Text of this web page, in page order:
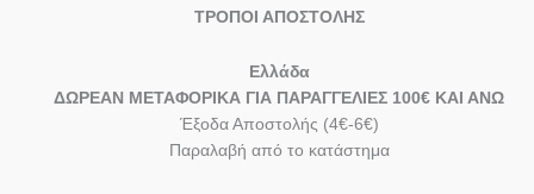
ΤΡΟΠΟΙ ΑΠΟΣΤΟΛΗΣ
Eλλάδα
ΔΩΡΕΑΝ ΜΕΤΑΦΟΡΙΚΑ ΓΙΑ ΠΑΡΑΓΓΕΛΙΕΣ 100€ ΚΑΙ ΑΝΩ
Έξοδα Αποστολής (4€-6€)
Παραλαβή από το κατάστημα